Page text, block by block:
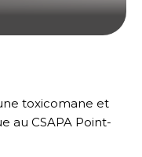
toxicomane et
au CSAPA Point-